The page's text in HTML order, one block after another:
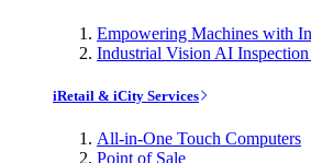
Empowering Machines with
Industrial Vision AI
iRetail & iCity Services
All-in-One Touch Computers
Point of Sale